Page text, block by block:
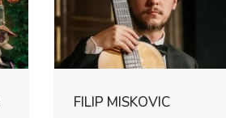
FILIP MISKOVIC